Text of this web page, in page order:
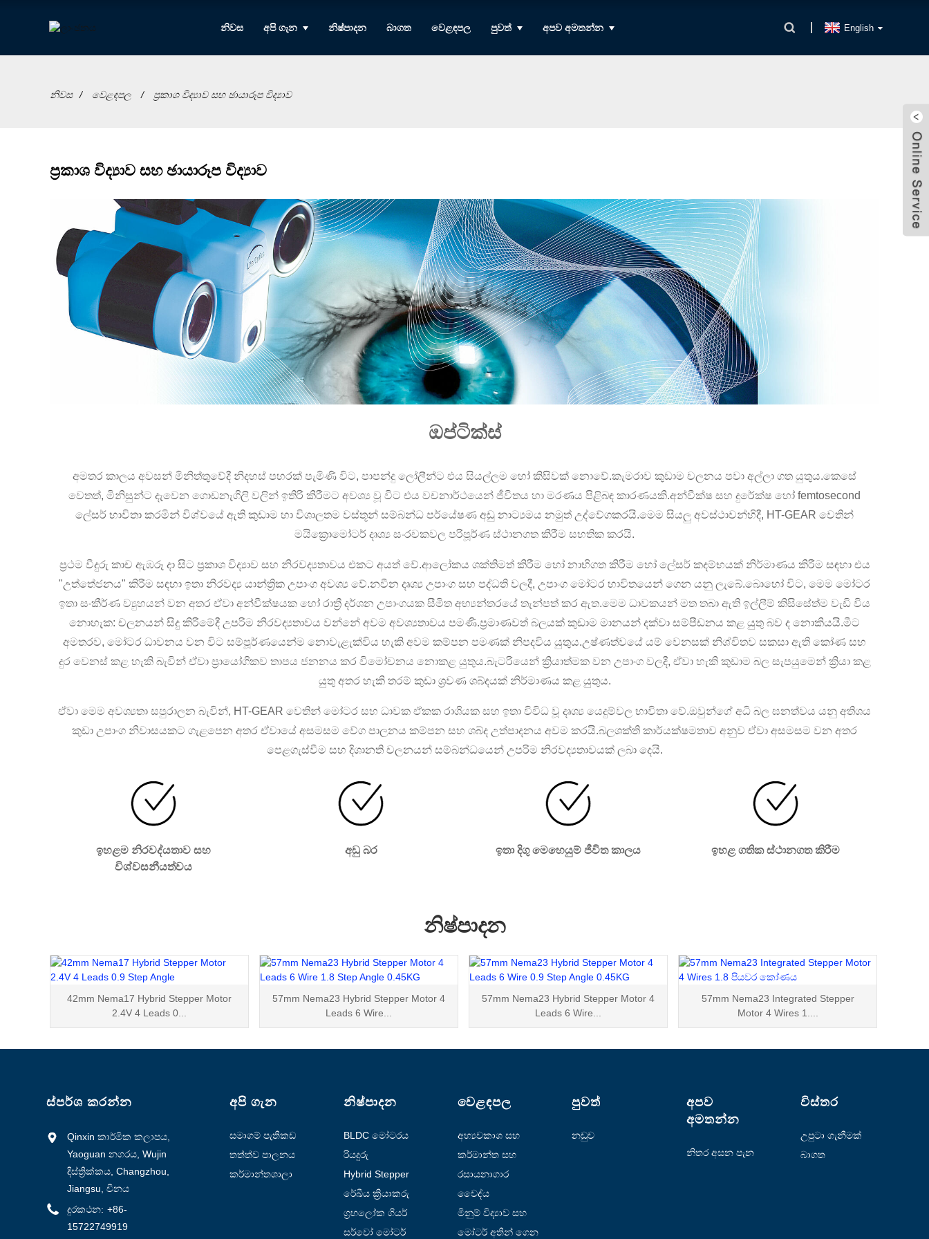
නිවස අපි ගැන නිෂ්පාදන බාගත වෙළඳපල පුවත් අපව අමතන්න English
නිවස වෙළඳපල ප්‍රකාශ විද්‍යාව සහ ඡායාරූප විද්‍යාව
ප්‍රකාශ විද්‍යාව සහ ඡායාරූප විද්‍යාව
ඔප්ටික්ස්
අමතර කාලය අවසන් මිනිත්තුවේදී නිදහස් පහරක් පැමිණි විට, පාපන්දු ලෝලීන්ට එය සියල්ලම හෝ කිසිවක් නොවේ.කැමරාව කුඩාම චලනය පවා අල්ලා ගත යුතුය.කෙසේ
වෙතත්, මිනිසුන්ට දැවෙන ගොඩනැගිලි වලින් ඉතිරි කිරීමට අවශ්‍ය වූ විට එය වචනාර්ථයෙන් ජීවිතය හා මරණය පිළිබඳ කාරණයකි.අන්වීක්ෂ සහ දුරේක්ෂ හෝ femtosecond
ලේසර් භාවිතා කරමින් විශ්වයේ ඇති කුඩාම හා විශාලතම වස්තූන් සම්බන්ධ පර්යේෂණ අඩු නාට්‍යමය නමුත් උද්වේගකරයි.මෙම සියලු අවස්ථාවන්හිදී, HT-GEAR වෙතින්
මයික්‍රොමෝටර් දෘශ්‍ය සංරචකවල පරිපූර්ණ ස්ථානගත කිරීම සහතික කරයි.
ප්‍රථම වීදුරු කාච ඇඹරූ දා සිට ප්‍රකාශ විද්‍යාව සහ නිරවද්‍යතාවය එකට අයත් වේ.ආලෝකය ශක්තිමත් කිරීම හෝ නාභිගත කිරීම හෝ ලේසර් කදම්භයක් නිර්මාණය කිරීම සඳහා එය
"උත්තේජනය" කිරීම සඳහා ඉතා නිරවද්‍ය යාන්ත්‍රික උපාංග අවශ්‍ය වේ.නවීන දෘශ්‍ය උපාංග සහ පද්ධති වලදී, උපාංග මෝටර භාවිතයෙන් ගෙන යනු ලැබේ.බොහෝ විට, මෙම මෝටර
ඉතා සංකීර්ණ ව්‍යුහයන් වන අතර ඒවා අන්වීක්ෂයක හෝ රාත්‍රී දර්ශන උපාංගයක සීමිත අභ්‍යන්තරයේ තැන්පත් කර ඇත.මෙම ධාවකයන් මත තබා ඇති ඉල්ලීම් කිසිසේත්ම වැඩි විය
නොහැක: චලනයන් සිදු කිරීමේදී උපරිම නිරවද්‍යතාවය වන්නේ අවම අවශ්‍යතාවය පමණි.ප්‍රමාණවත් බලයක් කුඩාම මානයන් දක්වා සම්පීඩනය කළ යුතු බව ද නොකියයි.මීට
අමතරව, මෝටර ධාවනය වන විට සම්පූර්ණයෙන්ම නොවැළැක්විය හැකි අවම කම්පන පමණක් නිපදවිය යුතුය.උෂ්ණත්වයේ යම් වෙනසක් නිශ්චිතව සකසා ඇති කෝණ සහ
දුර වෙනස් කළ හැකි බැවින් ඒවා ප්‍රායෝගිකව තාපය ජනනය කර විමෝචනය නොකළ යුතුය.බැටරියෙන් ක්‍රියාත්මක වන උපාංග වලදී, ඒවා හැකි කුඩාම බල සැපයුමෙන් ක්‍රියා කළ
යුතු අතර හැකි තරම් කුඩා ශ්‍රවණ ශබ්දයක් නිර්මාණය කළ යුතුය.
ඒවා මෙම අවශ්‍යතා සපුරාලන බැවින්, HT-GEAR වෙතින් මෝටර සහ ධාවක ඒකක රාශියක සහ ඉතා විවිධ වූ දෘශ්‍ය යෙදුම්වල භාවිතා වේ.ඔවුන්ගේ අධි බල ඝනත්වය යනු අතිශය
කුඩා උපාංග නිවාසයකට ගැළපෙන අතර ඒවායේ අසමසම වේග පාලනය කම්පන සහ ශබ්ද උත්පාදනය අවම කරයි.බලශක්ති කාර්යක්ෂමතාව අනුව ඒවා අසමසම වන අතර
පෙළගැස්වීම සහ දිශානති චලනයන් සම්බන්ධයෙන් උපරිම නිරවද්‍යතාවයක් ලබා දෙයි.
ඉහළම නිරවද්යතාව සහ
විශ්වසනීයත්වය
අඩු බර ඉතා දිගු මෙහෙයුම් ජීවිත කාලය ඉහළ ගතික ස්ථානගත කිරීම
නිෂ්පාදන
42mm Nema17 Hybrid Stepper Motor
2.4V 4 Leads 0...
57mm Nema23 Hybrid Stepper Motor 4
Leads 6 Wire...
57mm Nema23 Hybrid Stepper Motor 4
Leads 6 Wire...
57mm Nema23 Integrated Stepper
Motor 4 Wires 1....
ස්පර්ශ කරන්න
Qinxin කාර්මික කලාපය,
Yaoguan නගරය, Wujin
දිස්ත්‍රික්කය, Changzhou,
Jiangsu, චීනය
දුරකථන: +86-
15722749919
අපි ගැන
සමාගම් පැතිකඩ
තත්ත්ව පාලනය
කර්මාන්තශාලා
නිෂ්පාදන
BLDC මෝටරය
රියදුරු
Hybrid Stepper
Motor
රේඛීය ක්‍රියාකරු
ග්‍රහලෝක ගියර්
මෝටරය
සර්වෝ මෝටර්
වෙළඳපල
අභ්‍යවකාශ සහ
ගුවන් සේවා
කර්මාන්ත සහ
ස්වයංක්‍රීයකරණය
රසායනාගාර
ස්වයංක්‍රීයකරණය
වෛද්ය
මිනුම් විද්‍යාව සහ
පරීක්ෂා කිරීම
මෝටර් අතින් ගෙන
පුවත්
නඩුව
අපව
අමතන්න
නිතර අසන පැන
විස්තර
උපුටා ගැනීමක්
ඉල්ලන්න
බාගත